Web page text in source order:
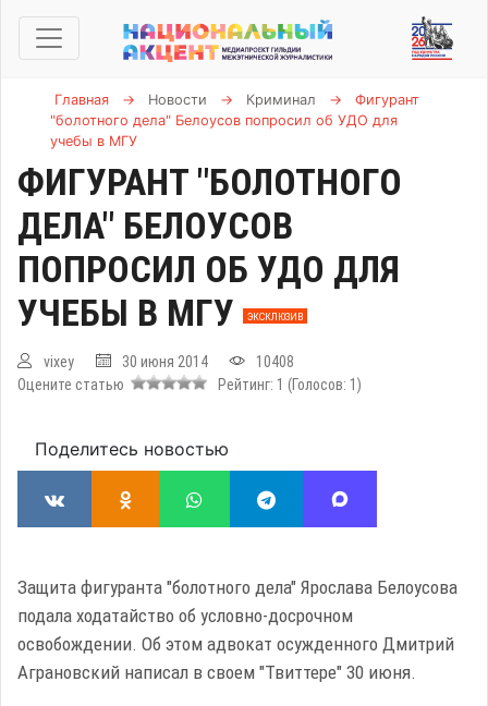
Главная → Новости → Криминал →
Фигурант
"болотного дела" Белоусов попросил об УДО для
учебы в МГУ
ФИГУРАНТ "БОЛОТНОГО
ДЕЛА" БЕЛОУСОВ
ПОПРОСИЛ ОБ УДО ДЛЯ
УЧЕБЫ В МГУ
ЭКСКЛЮЗИВ
vixey 30 июня 2014
10408
Оцените статью
Рейтинг: 1 (Голосов: 1 )
Поделитесь новостью
Защита фигуранта "болотного дела" Ярослава Белоусова
подала ходатайство об условно-досрочном
освобождении. Об этом адвокат осужденного Дмитрий
Аграновский написал в своем "Твиттере" 30 июня.